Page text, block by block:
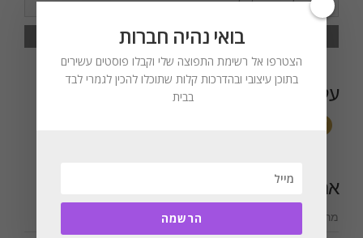
for:
עקבו אחריי
ארכיונים
מרץ 2021
בואי נהיה חברות
הצטרפו אל רשימת התפוצה שלי וקבלו פוסטים עשירים
בתוכן עיצובי ובהדרכות קלות שתוכלו להכין לגמרי לבד
בבית
הרשמה